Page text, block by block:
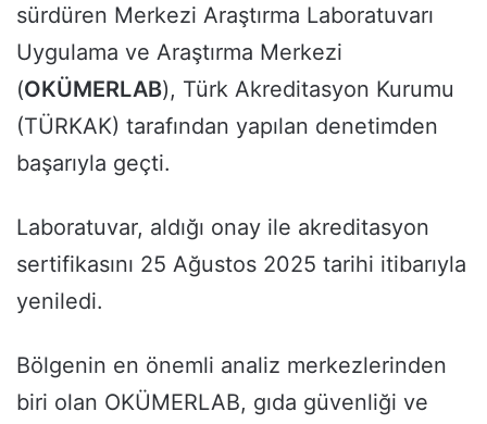
sürdüren Merkezi Araştırma Laboratuvarı
Uygulama ve Araştırma Merkezi
(OKÜMERLAB), Türk Akreditasyon Kurumu
(TÜRKAK) tarafından yapılan denetimden
başarıyla geçti.
Laboratuvar, aldığı onay ile akreditasyon
sertifikasını 25 Ağustos 2025 tarihi itibarıyla
yeniledi.
Bölgenin en önemli analiz merkezlerinden
biri olan OKÜMERLAB, gıda güvenliği ve